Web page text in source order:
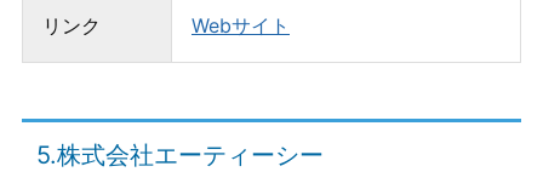
リンク Webサイト
5.株式会社エーティーシー